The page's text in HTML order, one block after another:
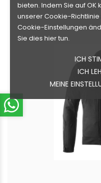
bieten. Indem Sie auf OK
unserer Cookie-Richtlinie
Cookie-Einstellungen
Sie dies hier tun.
ICH
ICH
MEINE